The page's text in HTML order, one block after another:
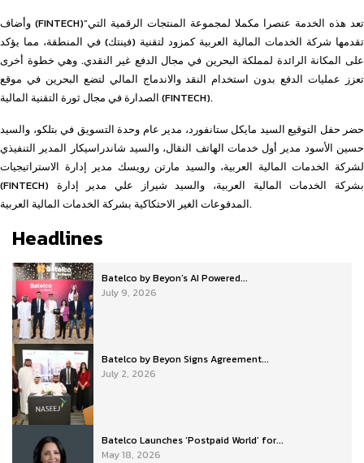
وأضاف (FINTECH)”تعد هذه الخدمة عنصرا مكملا لمجموعة المنتجات الرقمية التي
تقدمها شركة الخدمات المالية العربية كمزود لتقنية (فينتك) في المنطقة، مما يؤكد
على المكانة الرائدة لمملكة البحرين في مجال الدفع غير النقدي. وهي خطوة أخرى
تعزز عمليات الدفع بدون استخدام النقد والاندماج المالي لتضع البحرين في موقع
الصدارة في مجال ثورة التقنية المالية (FINTECH).
حضر حفل التوقيع السيد مايكل ستانفورد، مدير عام وحدة التسويق في بتلكو، والسيد
حسين الأسود مدير أول خدمات الهاتف النقال، والسيد شاندراسيكار المدير التنفيذي
لشركة الخدمات المالية العربية، والسيد مارتن رويسك مدير إدارة الاستراتيجيات
(FINTECH) بشركة الخدمات المالية العربية، والسيد شيراز علي مدير إدارة
المدفوعات الغير الاحتكاكية بشركة الخدمات المالية العربية.
Headlines
Batelco by Beyon’s AI Powered...
July 9, 2026
Batelco by Beyon Signs Agreement...
July 2, 2026
Batelco Launches ‘Postpaid World’ for...
May 18, 2026